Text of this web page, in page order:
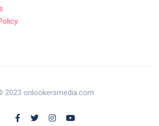
2023 onlookersmedia.com